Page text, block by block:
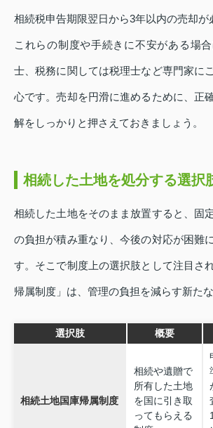
相続税申告期限翌日から3年以内の売却が
これらの制度や手続きに不安がある場
士、税務に関しては税理士など専門家に
心です。売却を円滑に進めるために、正
解をしっかりと押さえておきましょう。
相続した土地を処分する選択
相続した土地をそのまま放置すると、固
の負担が積み重なり、今後の対応が困難
す。そこで制度上の選択肢として注目さ
帰属制度」は、管理の負担を減らす新たな
選択肢 概要
相続土地国庫帰属制度
相続や遺贈で
所有した土地
を国に引き取
ってもらえる